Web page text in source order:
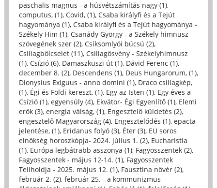
paschalis magnus - a húsvétszámítás nagy (1),
computus, (1), Covid, (1), Csaba királyfi és a Tejút
hagyománya (1), Csaba királyfi és a Tejút hagyománya -
Székely Him (1), Csanády György - a Székely himnusz
szövegének szer (2), Csíksomlyói búcsú (2),
Csillagbölcselet (11), Csillagösvény - Székelyhimnusz
(1), Csízió (6), Damaszkuszi út (1), Dávid Ferenc (1),
december 8. (2), Descendens (1), Deus Hungarorum, (1),
Dionysius Exiguus - anno domini (1), Draco csillagkép,
(1), Égi és Földi kereszt, (1), Egy az Isten (1), Egy éves a
Csízió (1), egyensúly (4), Ekvátor- Égi Egyenlítő (1), Elemi
erők (3), energia válság, (1), Engesztelő küldetés (2),
engesztelő Magyarország (4), Engesztelődés (1), epacta
jelentése, (1), Eridanus folyó (3), Éter (3), EU soros
elnökség horoszkópja- 2024. július 1. (2), Eucharistia
(1), Európa legbátrabb asszonya (1), Fagyosszentek (2),
Fagyosszentek - május 12-14. (1), Fagyosszentek
Teliholdja - 2025. május 12. (1), Fausztina nővér (2),
február 2. (2), február 25. - a kommunizmus